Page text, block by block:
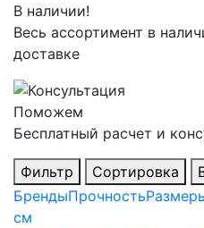
В наличии!
Весь ассортимент в
доставке
Поможем
Бесплатный расчет и
Фильтр Сортировка
БрендыПрочность
см